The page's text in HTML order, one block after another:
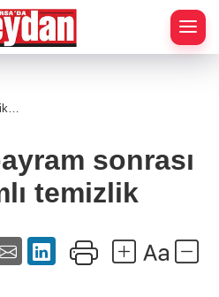
sonrası
temizlik